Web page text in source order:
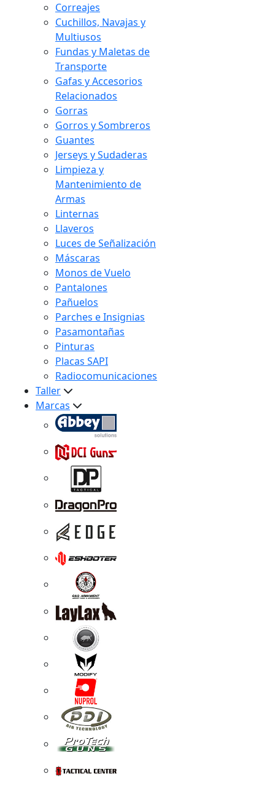
Correajes
Cuchillos, Navajas y
Multiusos
Fundas y Maletas de
Transporte
Gafas y Accesorios
Relacionados
Gorras
Gorros y Sombreros
Guantes
Jerseys y Sudaderas
Limpieza y
Mantenimiento de
Armas
Linternas
Llaveros
Luces de Señalización
Máscaras
Monos de Vuelo
Pantalones
Pañuelos
Parches e Insignias
Pasamontañas
Pinturas
Placas SAPI
Radiocomunicaciones
Taller
Marcas